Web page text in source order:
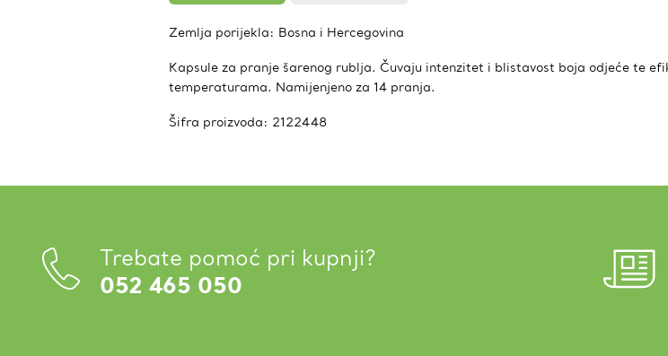
Zemlja porijekla: Bosna i Hercegovina
Kapsule za pranje šarenog rublja. Čuvaju intenzitet i blistavost boja odjeće te
temperaturama. Namijenjeno za 14 pranja.
Šifra proizvoda: 2122448
Trebate pomoć pri kupnji?
052 465 050